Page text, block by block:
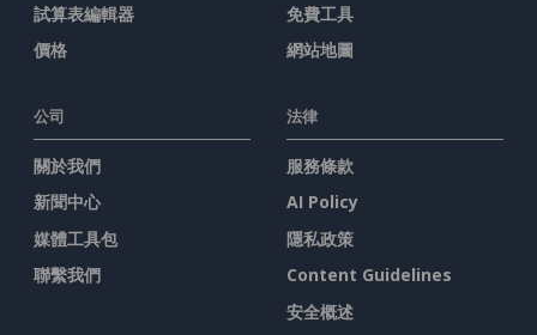
試算表編輯器
價格
免費工具
網站地圖
公司
關於我們
新聞中心
媒體工具包
聯繫我們
法律
服務條款
AI Policy
隱私政策
Content Guidelines
安全概述